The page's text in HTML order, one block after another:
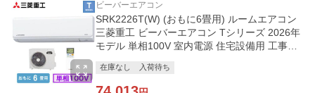
ビーバーエアコン
SRK2226T(W) (おもに6畳用) ルームエアコン
三菱重工 ビーバーエアコン Tシリーズ 2026年
モデル 単相100V 室内電源 住宅設備用 工事費
在庫なし 入荷待ち